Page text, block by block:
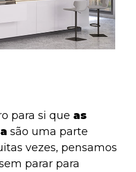
para si que as
são uma parte
vezes, pensamos
parar para